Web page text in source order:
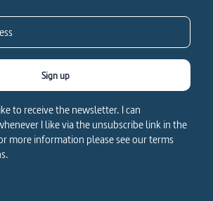
to receive the newsletter. I can
I like via the unsubscribe link in the
more information please see our terms
Sign up